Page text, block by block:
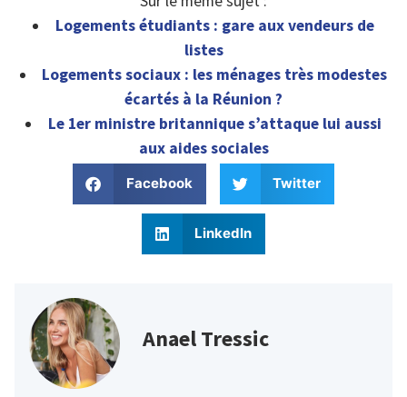
Logements étudiants : gare aux vendeurs de
listes
Logements sociaux : les ménages très modestes
écartés à la Réunion ?
Le 1er ministre britannique s’attaque lui aussi
aux aides sociales
Facebook Twitter
LinkedIn
Anael Tressic